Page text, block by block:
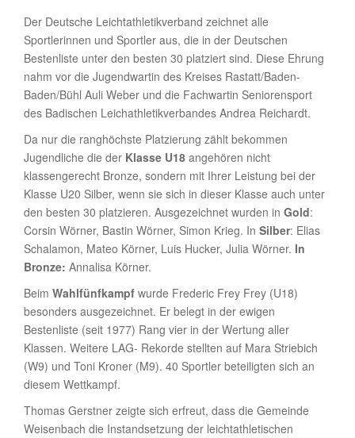
Der Deutsche Leichtathletikverband zeichnet alle
Sportlerinnen und Sportler aus, die in der Deutschen
Bestenliste unter den besten 30 platziert sind. Diese Ehrung
nahm vor die Jugendwartin des Kreises Rastatt/Baden-
Baden/Bühl Auli Weber und die Fachwartin Seniorensport
des Badischen Leichathletikverbandes Andrea Reichardt.
Da nur die ranghöchste Platzierung zählt bekommen
Jugendliche die der Klasse U18 angehören nicht
klassengerecht Bronze, sondern mit Ihrer Leistung bei der
Klasse U20 Silber, wenn sie sich in dieser Klasse auch unter
den besten 30 platzieren. Ausgezeichnet wurden in Gold:
Corsin Wörner, Bastin Wörner, Simon Krieg. In Silber: Elias
Schalamon, Mateo Körner, Luis Hucker, Julia Wörner. In
Bronze: Annalisa Körner.
Beim Wahlfünfkampf wurde Frederic Frey Frey (U18)
besonders ausgezeichnet. Er belegt in der ewigen
Bestenliste (seit 1977) Rang vier in der Wertung aller
Klassen. Weitere LAG- Rekorde stellten auf Mara Striebich
(W9) und Toni Kroner (M9). 40 Sportler beteiligten sich an
diesem Wettkampf.
Thomas Gerstner zeigte sich erfreut, dass die Gemeinde
Weisenbach die Instandsetzung der leichtathletischen